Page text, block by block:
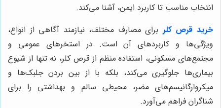
انتخاب مناسب تا کاربرد ایمن، آشنا می‌کند.
خرید قرص کلر برای مصارف مختلف، نیازمند آگاهی از انواع،
ویژگی‌ها و کاربردهای آن است. در استخرهای عمومی و
مجتمع‌های مسکونی، استفاده منظم از قرص کلر، نه تنها از شیوع
بیماری‌ها جلوگیری می‌کند، بلکه با از بین بردن جلبک‌ها و
میکروارگانیسم‌های مضر، محیطی سالم و بهداشتی را برای
شناگران فراهم می‌آورد.